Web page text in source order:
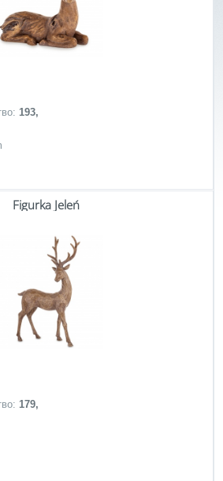
193,
Figurka Jeleń
179,